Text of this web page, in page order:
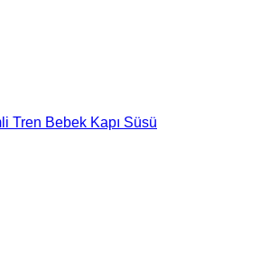
Tren Bebek Kapı Süsü